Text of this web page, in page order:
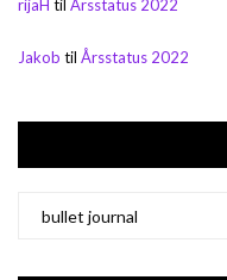
rijaH til Årsstatus 2022
Jakob til Årsstatus 2022